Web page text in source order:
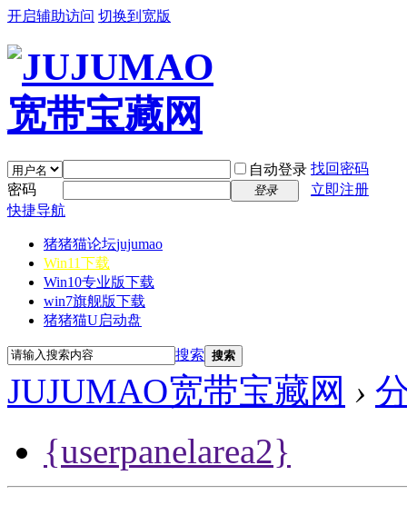
开启辅助访问 切换到宽版
自动登录 找回密码
密码
登录
立即注册
快捷导航
猪猪猫论坛jujumao
Win11下载
Win10专业版下载
win7旗舰版下载
猪猪猫U启动盘
搜索 搜索
JUJUMAO宽带宝藏网 ›
{userpanelarea2}